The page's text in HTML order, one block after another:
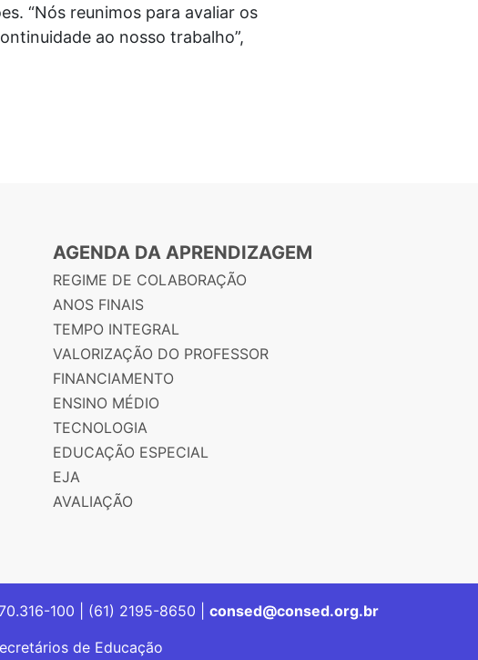
“Nós reunimos para avaliar os
ao nosso trabalho”,
AGENDA DA APRENDIZAGEM
REGIME DE COLABORAÇÃO
ANOS FINAIS
TEMPO INTEGRAL
VALORIZAÇÃO DO PROFESSOR
FINANCIAMENTO
ENSINO MÉDIO
TECNOLOGIA
EDUCAÇÃO ESPECIAL
EJA
AVALIAÇÃO
100 | (61) 2195-8650 | consed@consed.org.br
de Educação